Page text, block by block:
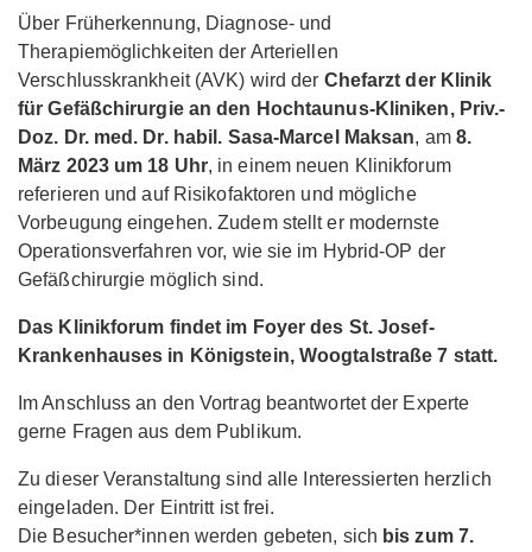
Über Früherkennung, Diagnose- und
Therapiemöglichkeiten der Arteriellen
Verschlusskrankheit (AVK) wird der Chefarzt der Klinik
für Gefäßchirurgie an den Hochtaunus-Kliniken, Priv.-
Doz. Dr. med. Dr. habil. Sasa-Marcel Maksan, am 8.
März 2023 um 18 Uhr, in einem neuen Klinikforum
referieren und auf Risikofaktoren und mögliche
Vorbeugung eingehen. Zudem stellt er modernste
Operationsverfahren vor, wie sie im Hybrid-OP der
Gefäßchirurgie möglich sind.
Das Klinikforum findet im Foyer des St. Josef-
Krankenhauses in Königstein, Woogtalstraße 7 statt.
Im Anschluss an den Vortrag beantwortet der Experte
gerne Fragen aus dem Publikum.
Zu dieser Veranstaltung sind alle Interessierten herzlich
eingeladen. Der Eintritt ist frei.
Die Besucher*innen werden gebeten, sich bis zum 7.